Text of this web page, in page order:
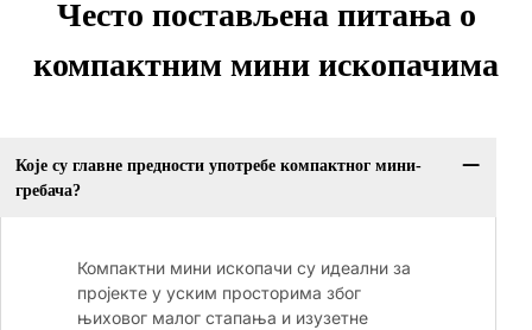
Често постављена питања о
компактним мини ископачима
Које су главне предности употребе компактног мини-
гребача?
Компактни мини ископачи су идеални за
пројекте у уским просторима због
њиховог малог стапања и изузетне